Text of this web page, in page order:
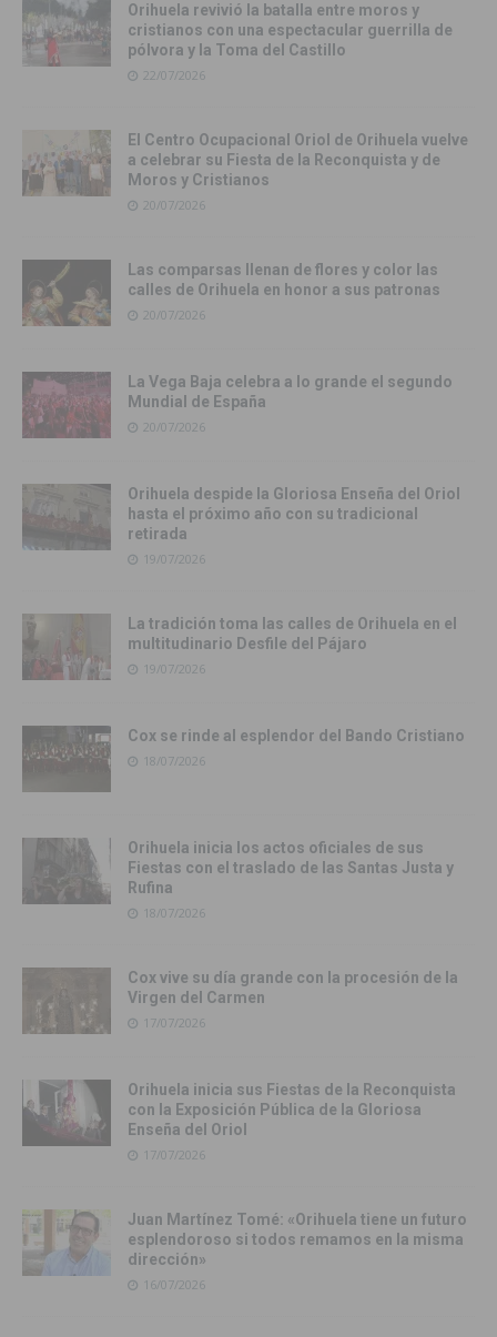
Orihuela revivió la batalla entre moros y
cristianos con una espectacular guerrilla de
pólvora y la Toma del Castillo
22/07/2026
El Centro Ocupacional Oriol de Orihuela vuelve
a celebrar su Fiesta de la Reconquista y de
Moros y Cristianos
20/07/2026
Las comparsas llenan de flores y color las
calles de Orihuela en honor a sus patronas
20/07/2026
La Vega Baja celebra a lo grande el segundo
Mundial de España
20/07/2026
Orihuela despide la Gloriosa Enseña del Oriol
hasta el próximo año con su tradicional
retirada
19/07/2026
La tradición toma las calles de Orihuela en el
multitudinario Desfile del Pájaro
19/07/2026
Cox se rinde al esplendor del Bando Cristiano
18/07/2026
Orihuela inicia los actos oficiales de sus
Fiestas con el traslado de las Santas Justa y
Rufina
18/07/2026
Cox vive su día grande con la procesión de la
Virgen del Carmen
17/07/2026
Orihuela inicia sus Fiestas de la Reconquista
con la Exposición Pública de la Gloriosa
Enseña del Oriol
17/07/2026
Juan Martínez Tomé: «Orihuela tiene un futuro
esplendoroso si todos remamos en la misma
dirección»
16/07/2026